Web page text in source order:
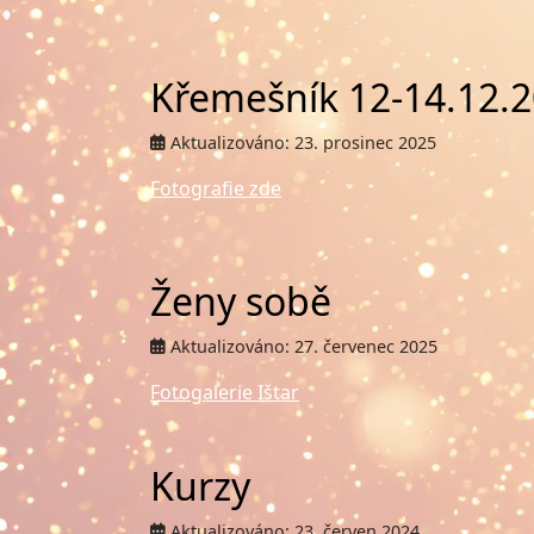
Křemešník 12-
Aktualizováno: 23. prosinec 2025
Fotografie zde
Ženy sobě
Aktualizováno: 27. červenec 2025
Fotogalerie Ištar
Kurzy